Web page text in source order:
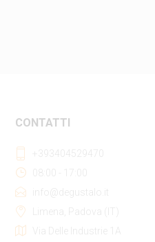
CONTATTI
+393404529470
08:00 - 17:00
info@degustalo.it
Limena, Padova (IT)
Via Delle Industrie 1A